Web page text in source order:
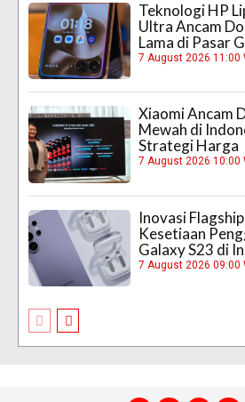
Teknologi HP
Ultra Ancam
Lama di Pasar
7 August 2026 11:00
Xiaomi Ancam
Mewah di
Strategi Harga
7 August 2026 10:00
Inovasi
Kesetiaan
Galaxy S23 di
7 August 2026 09:00